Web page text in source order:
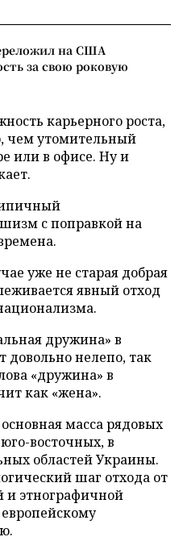
на США
за свою роковую
карьерного роста,
чем утомительный
или в офисе. Ну и
с поправкой на
уже не старая добрая
явный отход
дружина» в
довольно нелепо, так
«дружина» в
как «жена».
масса рядовых
восточных, в
областей Украины.
шаг отхода от
и этнографичной